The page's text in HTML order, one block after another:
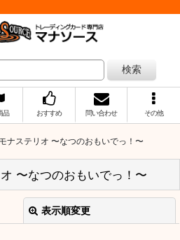
検索
品 おすすめ 問い合わせ その他
ナステリオ 〜なつのおもいでっ！〜
〜なつのおもいでっ！〜
表示順変更